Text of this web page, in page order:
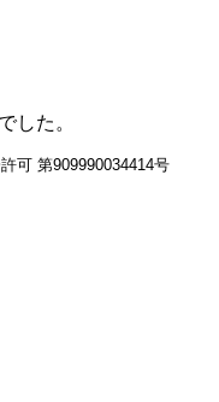
した。
可 第909990034414号